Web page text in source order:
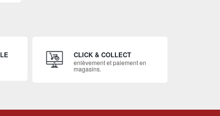
CLICK & COLLECT
enlèvement et paiement en
magasins.